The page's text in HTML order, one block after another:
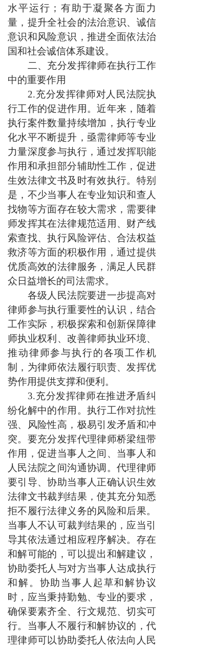
水平运行；有助于凝聚各方面力
量，提升全社会的法治意识、诚信
意识和风险意识，推进全面依法治
国和社会诚信体系建设。
二、充分发挥律师在执行工作
中的重要作用
2.充分发挥律师对人民法院执
行工作的促进作用。近年来，随着
执行案件数量持续增加，执行专业
化水平不断提升，亟需律师等专业
力量深度参与执行，通过发挥职能
作用和承担部分辅助性工作，促进
生效法律文书及时有效执行。特别
是，不少当事人在专业知识和查人
找物等方面存在较大需求，需要律
师发挥其在法律规范适用、财产线
索查找、执行风险评估、合法权益
救济等方面的积极作用，通过提供
优质高效的法律服务，满足人民群
众日益增长的司法需求。
各级人民法院要进一步提高对
律师参与执行重要性的认识，结合
工作实际，积极探索和创新保障律
师执业权利、改善律师执业环境、
推动律师参与执行的各项工作机
制，为律师依法履行职责、发挥优
势作用提供支撑和便利。
3.充分发挥律师在推进矛盾纠
纷化解中的作用。执行工作对抗性
强、风险性高，极易引发矛盾和冲
突。要充分发挥代理律师桥梁纽带
作用，促进当事人之间、当事人和
人民法院之间沟通协调。代理律师
要引导、协助当事人正确认识生效
法律文书裁判结果，使其充分知悉
拒不履行法律义务的风险和后果。
当事人不认可裁判结果的，应当引
导其依法通过相应程序解决。存在
和解可能的，可以提出和解建议，
协助委托人与对方当事人达成执行
和解。协助当事人起草和解协议
时，应当秉持勤勉、专业的要求，
确保要素齐全、行文规范、切实可
行。当事人不履行和解协议的，代
理律师可以协助委托人依法向人民